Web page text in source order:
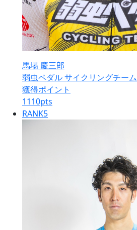
馬場 慶三郎
弱虫ペダル サイクリングチーム
獲得ポイント
1110pts
RANK5